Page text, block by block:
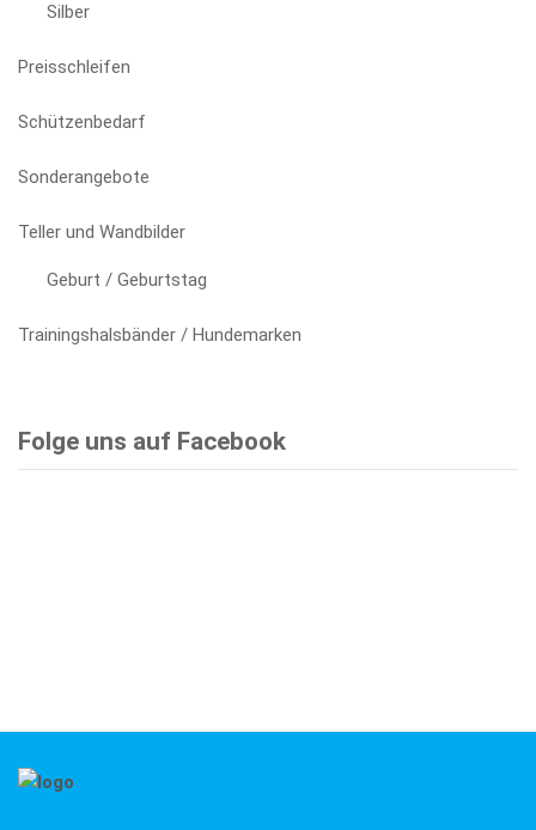
Silber
Preisschleifen
Schützenbedarf
Sonderangebote
Teller und Wandbilder
Geburt / Geburtstag
Trainingshalsbänder / Hundemarken
Folge uns auf Facebook